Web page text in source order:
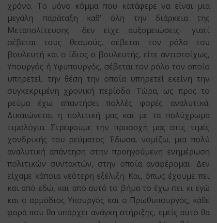
χρόνο. Το μόνο κόμμα που κατάφερε να είναι μια
μεγάλη παράταξη καθ’ όλη την διάρκεια της
Μεταπολίτευσης -δεν είχε αυξομειώσεις- γιατί
σέβεται τους θεσμούς, σέβεται τον ρόλο του
βουλευτή και ο ίδιος ο βουλευτής, είτε αντιστοίχως,
Υπουργός ή Υφυπουργός, σέβεται τον ρόλο τον οποίο
υπηρετεί, την θέση την οποία υπηρετεί εκείνη την
συγκεκριμένη χρονική περίοδο. Τώρα, ως προς το
ρεύμα έχω απαντήσει πολλές φορές αναλυτικά.
Δικαιώνεται η πολιτική μας και με τα πολύχρωμα
τιμολόγια. Στρέφουμε την προσοχή μας στις τιμές
χονδρικής του ρεύματος. Έδωσα, νομίζω, μια πολύ
αναλυτική απάντηση στην προηγούμενη ενημέρωση
πολιτικών συντακτών, στην οποία αναφέρομαι. Δεν
είχαμε κάποια νεότερη εξέλιξη. Και, όπως έχουμε πει
και από εδώ, και από αυτό το βήμα το έχω πει κι εγώ
και ο αρμόδιος Υπουργός και ο Πρωθυπουργός, κάθε
φορά που θα υπάρχει ανάγκη στήριξης, εμείς αυτό θα